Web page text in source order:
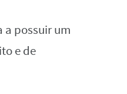
a possuir um
e de